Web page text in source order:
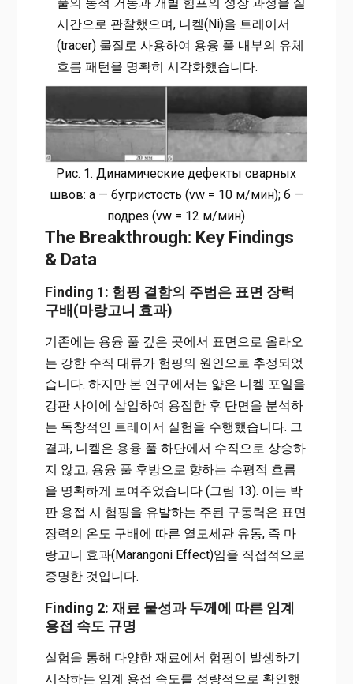
시간으로 관찰했으며, 니켈(Ni)을 트레이서
(tracer) 물질로 사용하여 용융 풀 내부의 유체
흐름 패턴을 명확히 시각화했습니다.
Рис. 1. Динамические дефекты сварных
швов: a — бугристость (vw = 10 м/мин); б —
подрез (vw = 12 м/мин)
The Breakthrough: Key Findings
& Data
Finding 1: 험핑 결함의 주범은 표면 장력
구배(마랑고니 효과)
기존에는 용융 풀 깊은 곳에서 표면으로 올라오
는 강한 수직 대류가 험핑의 원인으로 추정되었
습니다. 하지만 본 연구에서는 얇은 니켈 포일을
강판 사이에 삽입하여 용접한 후 단면을 분석하
는 독창적인 트레이서 실험을 수행했습니다. 그
결과, 니켈은 용융 풀 하단에서 수직으로 상승하
지 않고, 용융 풀 후방으로 향하는 수평적 흐름
을 명확하게 보여주었습니다 (그림 13). 이는 박
판 용접 시 험핑을 유발하는 주된 구동력은 표면
장력의 온도 구배에 따른 열모세관 유동, 즉 마
랑고니 효과(Marangoni Effect)임을 직접적으로
증명한 것입니다.
Finding 2: 재료 물성과 두께에 따른 임계
용접 속도 규명
실험을 통해 다양한 재료에서 험핑이 발생하기
시작하는 임계 용접 속도를 정량적으로 확인했